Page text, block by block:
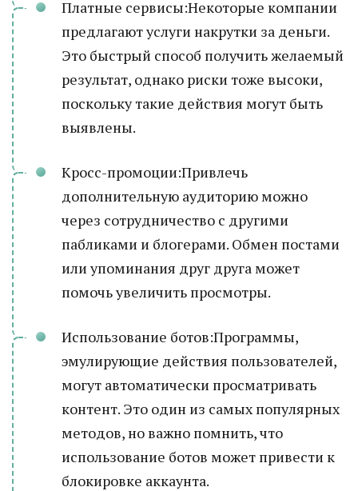
Платные сервисы:Некоторые компании
предлагают услуги накрутки за деньги.
Это быстрый способ получить желаемый
результат, однако риски тоже высоки,
поскольку такие действия могут быть
выявлены.
Кросс-промоции:Привлечь
дополнительную аудиторию можно
через сотрудничество с другими
пабликами и блогерами. Обмен постами
или упоминания друг друга может
помочь увеличить просмотры.
Использование ботов:Программы,
эмулирующие действия пользователей,
могут автоматически просматривать
контент. Это один из самых популярных
методов, но важно помнить, что
использование ботов может привести к
блокировке аккаунта.